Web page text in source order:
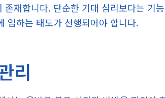
재합니다. 단순한 기대 심리보다는 기
임하는 태도가 선행되어야 합니다.
리